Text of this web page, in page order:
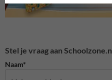
Stel je vraag aan
Naam*